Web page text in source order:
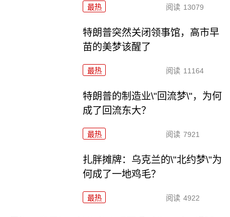
最热 阅读 13079
特朗普突然关闭领事馆，高市早
苗的美梦该醒了
最热 阅读 11164
特朗普的制造业\"回流梦\"，为何
成了回流东大？
最热 阅读 7921
扎胖摊牌：乌克兰的\"北约梦\"为
何成了一地鸡毛？
最热 阅读 4922